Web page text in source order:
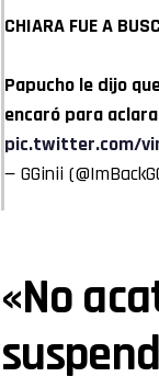
CHIARA FUE A
Papucho le dijo
encaró para
pic.twitter.com/
— GGinii
«No